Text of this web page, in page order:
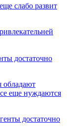
слабо развит
достаточно
обладают
еще нуждаются